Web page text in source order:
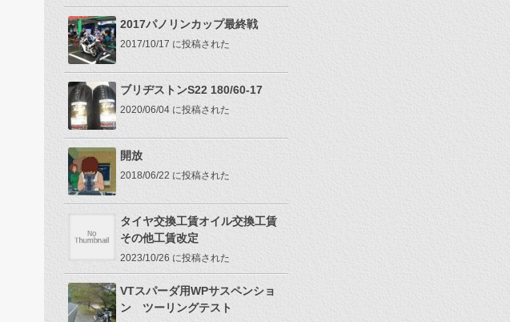
2017パノリンカップ最終戦
2017/10/17 に投稿された
ブリヂストンS22 180/60-17
2020/06/04 に投稿された
開放
2018/06/22 に投稿された
タイヤ交換工賃オイル交換工賃
その他工賃改定
2023/10/26 に投稿された
VTスパーダ用WPサスペンショ
ン ツーリングテスト